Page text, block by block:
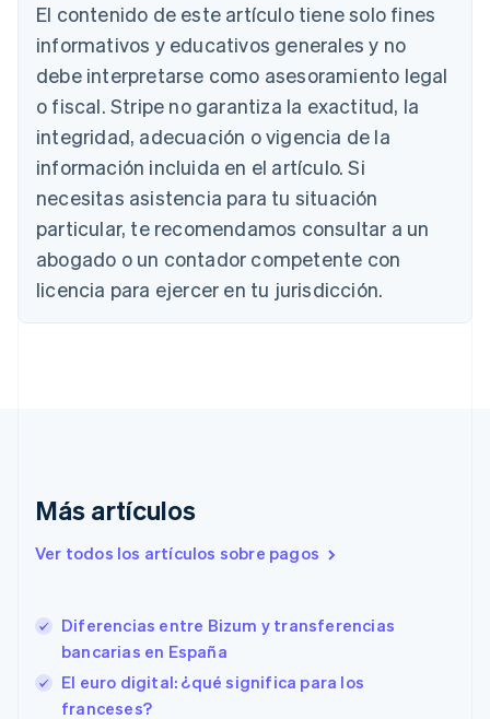
El contenido de este artículo tiene solo fines
informativos y educativos generales y no
debe interpretarse como asesoramiento legal
o fiscal. Stripe no garantiza la exactitud, la
integridad, adecuación o vigencia de la
información incluida en el artículo. Si
necesitas asistencia para tu situación
particular, te recomendamos consultar a un
abogado o un contador competente con
licencia para ejercer en tu jurisdicción.
Más artículos
Ver todos los artículos sobre pagos
Diferencias entre Bizum y transferencias
bancarias en España
El euro digital: ¿qué significa para los
franceses?
Austria
DeutschEnglish
Bélgica
Nederlands Français Deutsch English
Brasil
Português English
Bulgaria
English
Canadá
English Français
China continental
简体中文 English
Chipre
Croacia
Eslovenia
España
EnglishEspañol简体中文
Estonia
Finlandia
EnglishSvenska